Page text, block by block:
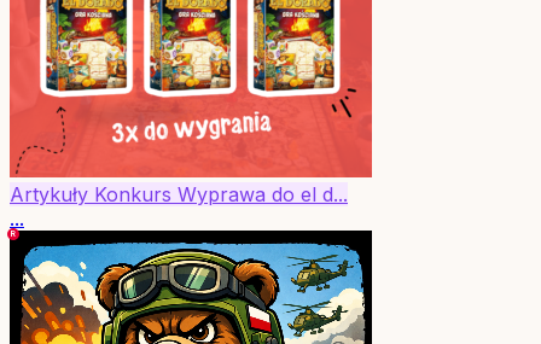
Artykuły Konkurs Wyprawa do el d...
...